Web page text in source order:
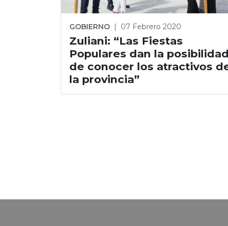
GOBIERNO | 07 Febrero 2020
Zuliani: “Las Fiestas
Populares dan la posibilidad
de conocer los atractivos
la provincia”